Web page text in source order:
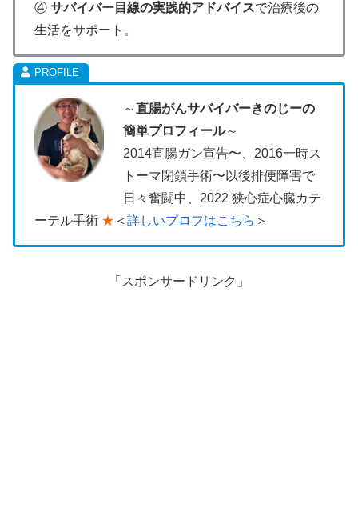
④ サバイバー目線の実践的アドバイスで治療後の
生活をサポート。
～直腸がんサバイバーきのじーの
簡単プロフィール～
2014直腸ガン宣告〜、2016一時ス
トーマ閉鎖手術〜以後排便障害で
日々奮闘中、2022 狭心症心臓カテ
ーテル手術 ★ ＜ 詳しいプロフはこちら ＞
「スポンサードリンク」